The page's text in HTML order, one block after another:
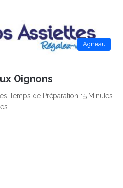
Agneau
Oignons
Temps de Préparation 15 Minutes
…